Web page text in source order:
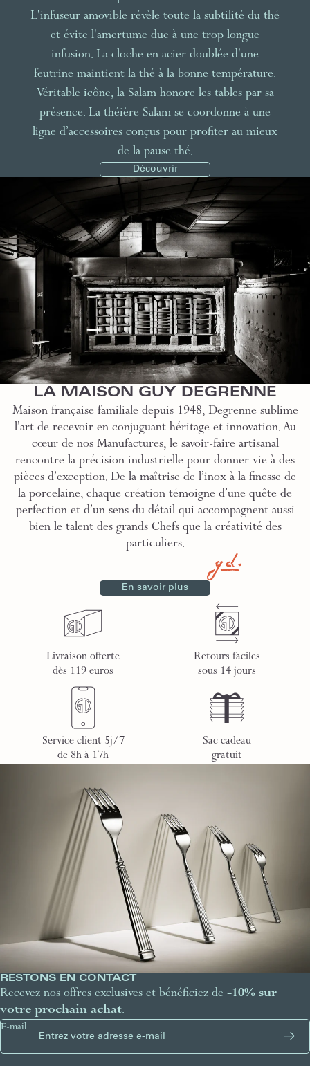
L'infuseur amovible révèle toute la subtilité du thé
et évite l'amertume due à une trop longue
infusion. La cloche en acier doublée d'une
feutrine maintient la thé à la bonne température.
Véritable icône, la Salam honore les tables par sa
présence. La théière Salam se coordonne à une
ligne d’accessoires conçus pour profiter au mieux
de la pause thé.
Découvrir
LA MAISON GUY DEGRENNE
Maison française familiale depuis 1948, Degrenne sublime
l’art de recevoir en conjuguant héritage et innovation. Au
cœur de nos Manufactures, le savoir-faire artisanal
rencontre la précision industrielle pour donner vie à des
pièces d’exception. De la maîtrise de l’inox à la finesse de
la porcelaine, chaque création témoigne d’une quête de
perfection et d’un sens du détail qui accompagnent aussi
bien le talent des grands Chefs que la créativité des
particuliers.
En savoir plus
Livraison offerte
dès 119 euros
Retours faciles
sous 14 jours
Service client 5j/7
de 8h à 17h
Sac cadeau
gratuit
RESTONS EN CONTACT
Recevez nos offres exclusives et bénéficiez de -10% sur
votre prochain achat.
E-mail